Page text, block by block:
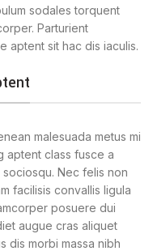
sodales torquent
Parturient
aptent sit hac dis iaculis.
malesuada metus mi
aptent class fusce a
Nec felis non
facilisis convallis ligula
posuere dui
augue cras aliquet
dis morbi massa nibh